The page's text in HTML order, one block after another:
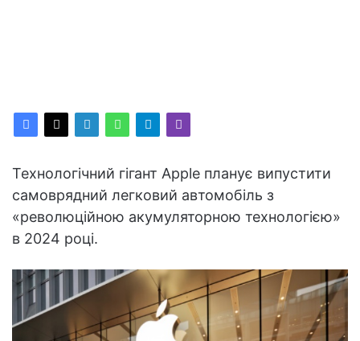
Технологічний гігант Apple планує випустити
самоврядний легковий автомобіль з
«революційною акумуляторною технологією»
в 2024 році.